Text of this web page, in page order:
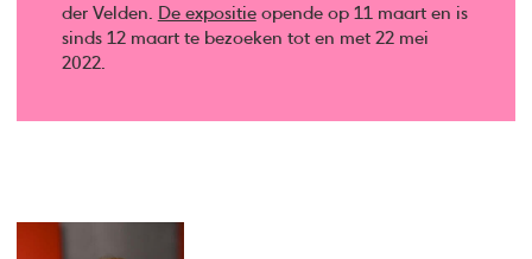
der Velden. De expositieopende op 11 maart en is
sinds 12 maart te bezoeken tot en met 22 mei
2022.